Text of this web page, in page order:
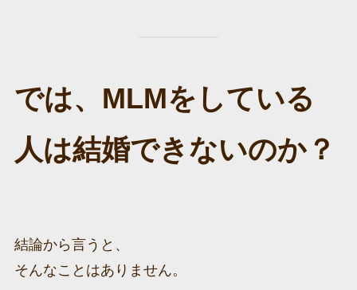
では、MLMをしている
人は結婚できないのか？
結論から言うと、
そんなことはありません。